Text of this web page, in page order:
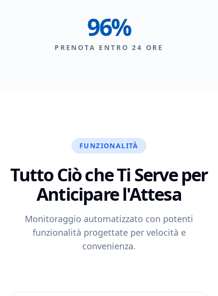
96%
PRENOTA ENTRO 24 ORE
FUNZIONALITÀ
Tutto Ciò che Ti Serveper
Anticipare l'Attesa
Monitoraggio automatizzato con potenti
funzionalità progettate per velocità e
convenienza.